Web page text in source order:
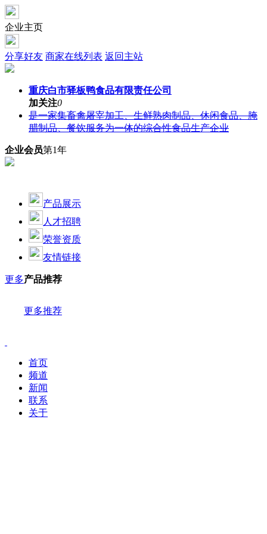
企业主页
分享好友 商家在线列表 返回主站
重庆白市驿板鸭食品有限责任公司
加关注0
是一家集畜禽屠宰加工、生鲜熟肉制品、休闲食品、腌
腊制品、餐饮服务为一体的综合性食品生产企业
企业会员第1年
产品展示
人才招聘
荣誉资质
友情链接
更多产品推荐
更多推荐
首页
频道
新闻
联系
关于